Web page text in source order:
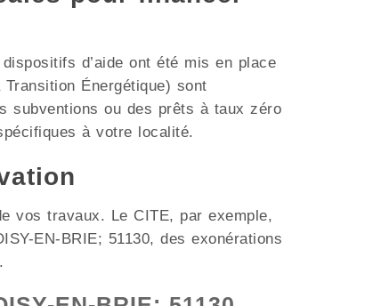
d’aide ont été mis en place
Énergétique) sont
subventions ou des prêts à taux zéro
à votre localité.
vos travaux. Le CITE, par exemple,
EN-BRIE; 51130, des exonérations